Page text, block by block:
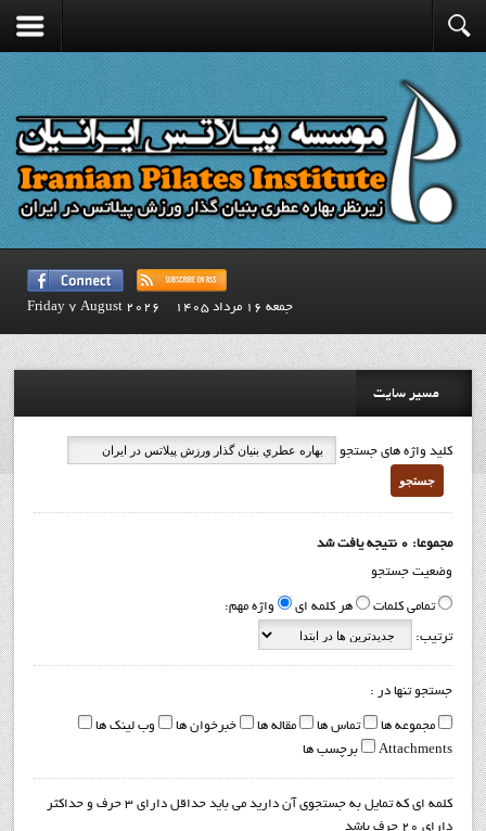
جمعه 16 مرداد 1405 Friday 7 August 2026
مسیر سایت
کلید واژه های جستجو
جستجو
مجموعا: 0 نتیجه یافت شد
وضعیت جستجو
تمامی کلمات هر کلمه ای واژه مهم:
ترتیب:
جستجو تنها در :
مجموعه ها تماس ها مقاله ها خبرخوان ها
وب لینک ها
Attachments
برچسب ها
کلمه ای که تمایل به جستجوی آن دارید می باید حداقل دارای 3 حرف و حداکثر
دارای 20 حرف باشد